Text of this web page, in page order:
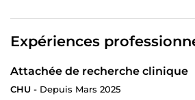
Expériences
Attachée de recherche clinique
CHU - Depuis Mars 2025